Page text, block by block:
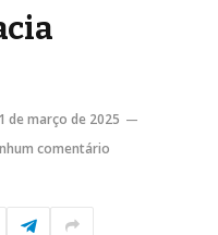
de março de 2025
comentário